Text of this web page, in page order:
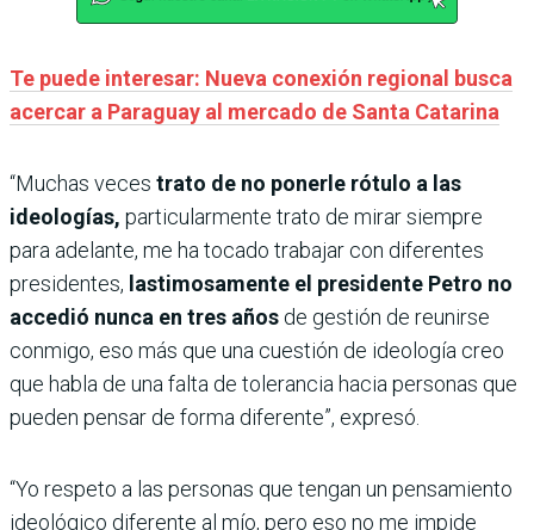
Te puede interesar: Nueva conexión regional busca
acercar a Paraguay al mercado de Santa Catarina
“Muchas veces trato de no ponerle rótulo a las
ideologías, particularmente trato de mirar siempre
para adelante, me ha tocado trabajar con diferentes
presidentes, lastimosamente el presidente Petro no
accedió nunca en tres años de gestión de reunirse
conmigo, eso más que una cuestión de ideología creo
que habla de una falta de tolerancia hacia personas que
pueden pensar de forma diferente”, expresó.
“Yo respeto a las personas que tengan un pensamiento
ideológico diferente al mío, pero eso no me impide